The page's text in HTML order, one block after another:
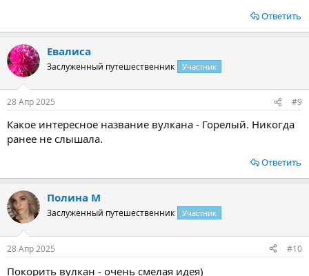
Ответить
Евалиса
Заслуженный путешественник Участник
28 Апр 2025 #9
Какое интересное название вулкана - Горелый. Никогда
ранее не слышала.
Ответить
Полина М
Заслуженный путешественник Участник
28 Апр 2025 #10
Покорить вулкан - очень смелая идея)